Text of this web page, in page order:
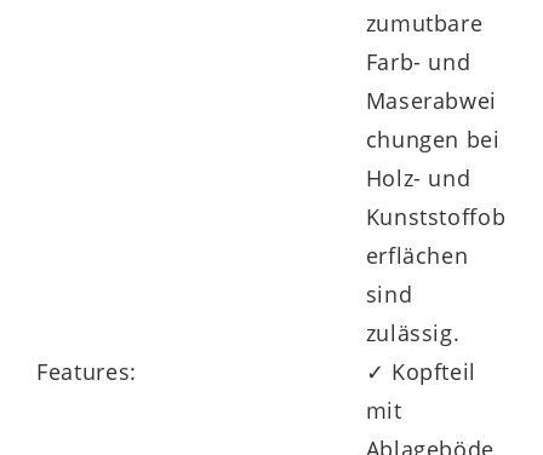
zumutbare
Farb- und
Maserabwei
chungen bei
Holz- und
Kunststoffob
erflächen
sind
zulässig.
Features:
✓ Kopfteil
mit
Ablageböde